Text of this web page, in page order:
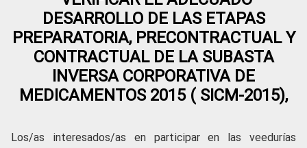
DESARROLLO DE LAS ETAPAS
PREPARATORIA, PRECONTRACTUAL Y
CONTRACTUAL DE LA SUBASTA
INVERSA CORPORATIVA DE
MEDICAMENTOS 2015 ( SICM-2015),
Los/as interesados/as en participar en las veedurías